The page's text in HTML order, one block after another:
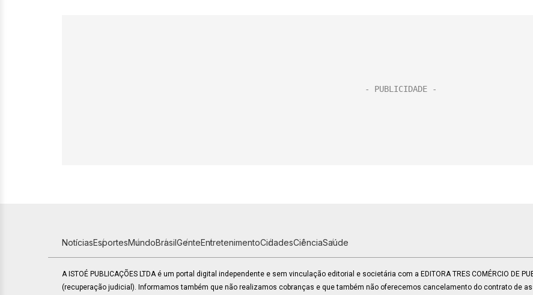
NotíciasEsportesMundoBrasilGenteEntretenimentoCidadesCiênciaSaúde
A ISTOÉ PUBLICAÇÕES LTDA é um portal digital independente e sem vinculação editorial e societária com a EDITORA TRES COMÉRCIO DE
(recuperação judicial). Informamos também que não realizamos cobranças e que também não oferecemos cancelamento do contrato de